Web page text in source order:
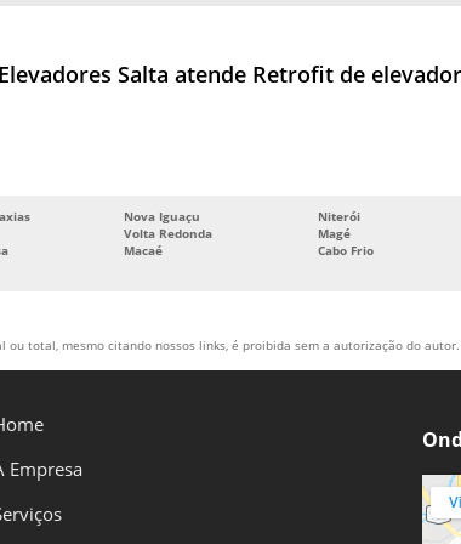
Salta atende Retrofit de
Nova Iguaçu Niterói
Volta Redonda Magé
Macaé Cabo Frio
total, mesmo citando nossos links, é proibida sem a autorização do
Empresa